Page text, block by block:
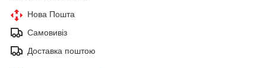
Нова Пошта
Самовивіз
Доставка поштою